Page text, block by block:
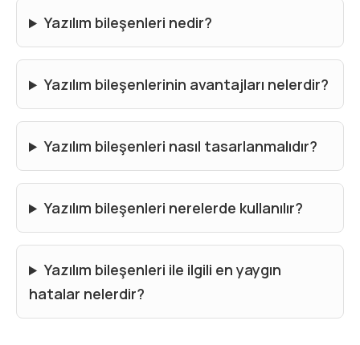
Yazılım bileşenleri nedir?
Yazılım bileşenlerinin avantajları nelerdir?
Yazılım bileşenleri nasıl tasarlanmalıdır?
Yazılım bileşenleri nerelerde kullanılır?
Yazılım bileşenleri ile ilgili en yaygın
hatalar nelerdir?